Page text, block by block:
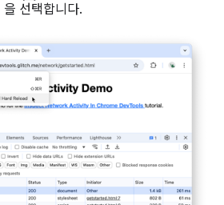
을 선택합니다.